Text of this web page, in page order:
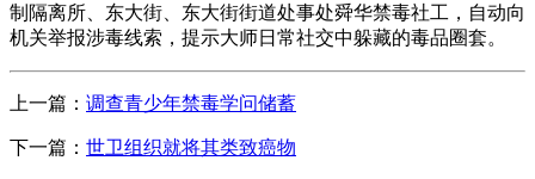
制隔离所、东大街、东大街街道处事处舜华禁毒社工，自动向
机关举报涉毒线索，提示大师日常社交中躲藏的毒品圈套。
上一篇： 调查青少年禁毒学问储蓄
下一篇： 世卫组织就将其类致癌物